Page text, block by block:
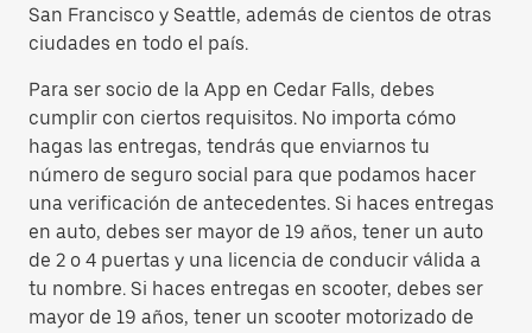
San Francisco y Seattle, además de cientos de otras
ciudades en todo el país.
Para ser socio de la App en Cedar Falls, debes
cumplir con ciertos requisitos. No importa cómo
hagas las entregas, tendrás que enviarnos tu
número de seguro social para que podamos hacer
una verificación de antecedentes. Si haces entregas
en auto, debes ser mayor de 19 años, tener un auto
de 2 o 4 puertas y una licencia de conducir válida a
tu nombre. Si haces entregas en scooter, debes ser
mayor de 19 años, tener un scooter motorizado de